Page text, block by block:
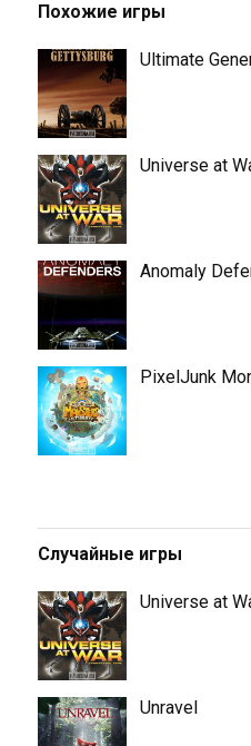
Похожие игры
Ultimate
Universe at
Anomaly
PixelJunk
Случайные игры
Universe at
Unravel